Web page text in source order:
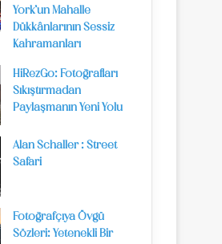
York’un Mahalle
Dükkânlarının Sessiz
Kahramanları
HiRezGo: Fotoğrafları
Sıkıştırmadan
Paylaşmanın Yeni Yolu
Alan Schaller : Street
Safari
Fotoğrafçıya Övgü
Sözleri: Yetenekli Bir